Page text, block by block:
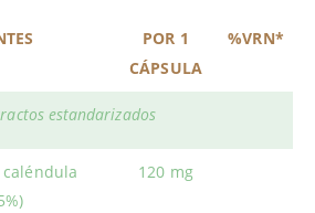
POR 1
CÁPSULA
%VRN*
estandarizados
caléndula
120 mg